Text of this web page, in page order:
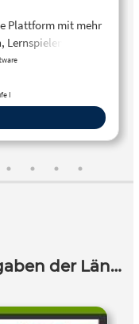
Plattform mit mehr
und
für die Arbeit mit
Rahmen von
I
Abiturvorbereitung: Vorgaben der Länder